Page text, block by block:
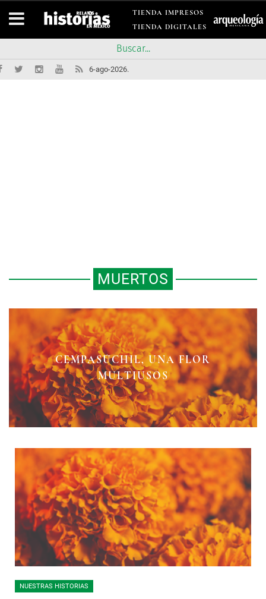
TIENDA IMPRESOS
TIENDA DIGITALES
6-ago-2026.
MUERTOS
CEMPASÚCHIL, UNA FLOR
MULTIUSOS
DE CÓMO AL CEMPASÚCHIL SE LO
LLEVARON A LA CHINA
DE CEMPASÚCHIL SE PINTA LA
COMIDA
NUESTRAS HISTORIAS